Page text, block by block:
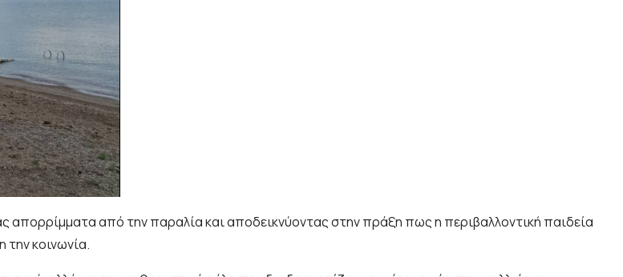
απορρίμματα από την παραλία και αποδεικνύοντας στην πράξη πως η περιβαλλοντική παιδεία
την κοινωνία.